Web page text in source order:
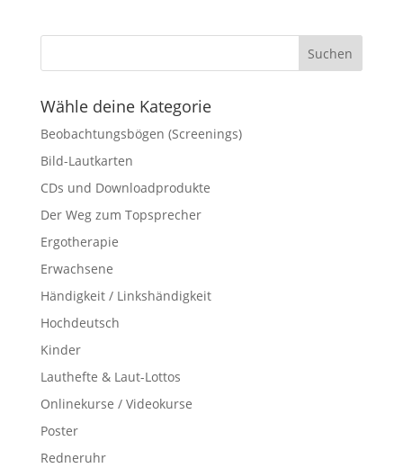
Wähle deine Kategorie
Beobachtungsbögen (Screenings)
Bild-Lautkarten
CDs und Downloadprodukte
Der Weg zum Topsprecher
Ergotherapie
Erwachsene
Händigkeit / Linkshändigkeit
Hochdeutsch
Kinder
Lauthefte & Laut-Lottos
Onlinekurse / Videokurse
Poster
Redneruhr